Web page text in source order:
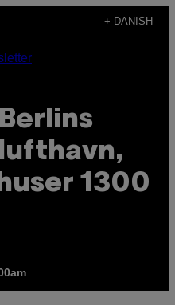
+ DANISH
1300